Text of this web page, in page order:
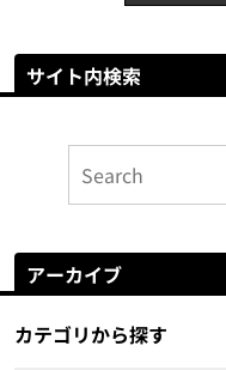
サイト内検索
アーカイブ
カテゴリから探す